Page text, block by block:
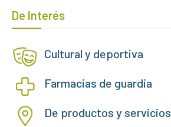
De Interés
Cultural y deportiva
Farmacias de guardia
De productos y servicios